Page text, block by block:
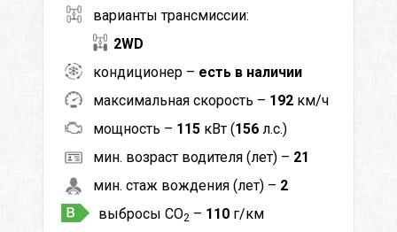
варианты трансмиссии:
2WD
кондиционер – есть в наличии
максимальная скорость – 192 км/ч
мощность – 115 кВт (156 л.с.)
мин. возраст водителя (лет) – 21
мин. стаж вождения (лет) – 2
выбросы CO2 – 110 г/км